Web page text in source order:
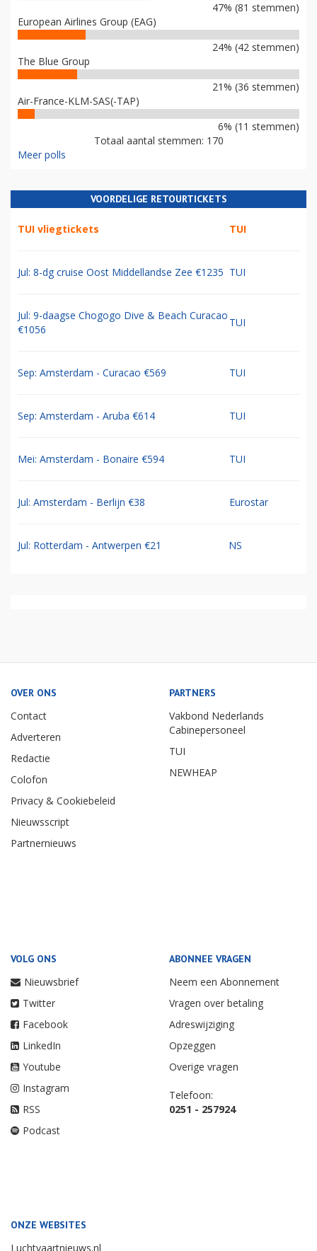
47% (81 stemmen)
European Airlines Group (EAG)
24% (42 stemmen)
The Blue Group
21% (36 stemmen)
Air-France-KLM-SAS(-TAP)
6% (11 stemmen)
Totaal aantal stemmen: 170
Meer polls
VOORDELIGE RETOURTICKETS
TUI vliegtickets TUI
Jul: 8-dg cruise Oost Middellandse Zee €1235 TUI
Jul: 9-daagse Chogogo Dive & Beach Curacao
€1056
TUI
Sep: Amsterdam - Curacao €569 TUI
Sep: Amsterdam - Aruba €614 TUI
Mei: Amsterdam - Bonaire €594 TUI
Jul: Amsterdam - Berlijn €38 Eurostar
Jul: Rotterdam - Antwerpen €21 NS
OVER ONS
Contact
Adverteren
Redactie
Colofon
Privacy & Cookiebeleid
Nieuwsscript
Partnernieuws
PARTNERS
Vakbond Nederlands
Cabinepersoneel
TUI
NEWHEAP
VOLG ONS
Nieuwsbrief
Twitter
Facebook
LinkedIn
Youtube
Instagram
RSS
Podcast
ABONNEE VRAGEN
Neem een Abonnement
Vragen over betaling
Adreswijziging
Opzeggen
Overige vragen
Telefoon:
0251 - 257924
ONZE WEBSITES
Luchtvaartnieuws.nl